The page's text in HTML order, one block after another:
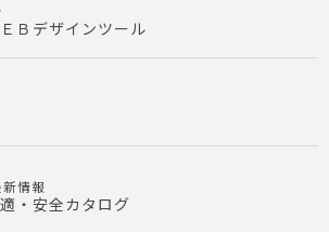
Ｂデザインツール
情報
・安全カタログ